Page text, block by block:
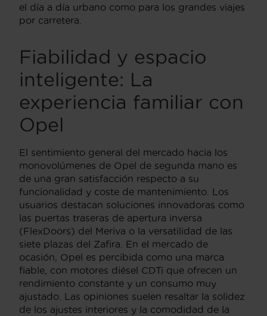
el día a día urbano como para los grandes viajes
por carretera.
Fiabilidad y espacio
inteligente: La
experiencia familiar con
Opel
El sentimiento general del mercado hacia los
monovolúmenes de Opel de segunda mano es
de una gran satisfacción respecto a su
funcionalidad y coste de mantenimiento. Los
usuarios destacan soluciones innovadoras como
las puertas traseras de apertura inversa
(FlexDoors) del Meriva o la versatilidad de las
siete plazas del Zafira. En el mercado de
ocasión, Opel es percibida como una marca
fiable, con motores diésel CDTi que ofrecen un
rendimiento constante y un consumo muy
ajustado. Las opiniones suelen resaltar la solidez
de los ajustes interiores y la comodidad de la